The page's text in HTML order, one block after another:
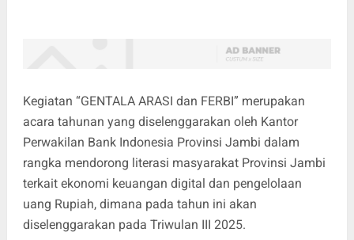
Kegiatan “GENTALA ARASI dan FERBI” merupakan
acara tahunan yang diselenggarakan oleh Kantor
Perwakilan Bank Indonesia Provinsi Jambi dalam
rangka mendorong literasi masyarakat Provinsi Jambi
terkait ekonomi keuangan digital dan pengelolaan
uang Rupiah, dimana pada tahun ini akan
diselenggarakan pada Triwulan III 2025.